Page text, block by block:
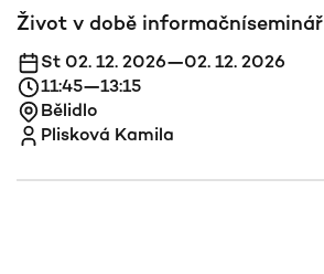
Život v době informačníseminář
St 02. 12. 2026—02. 12. 2026
11:45—13:15
Bělidlo
Plisková Kamila